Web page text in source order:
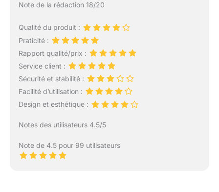
Note de la rédaction 18/20
Qualité du produit :
Praticité :
Rapport qualité/prix :
Service client :
Sécurité et stabilité :
Facilité d’utilisation :
Design et esthétique :
Notes des utilisateurs 4.5/5
Note de 4.5 pour 99 utilisateurs